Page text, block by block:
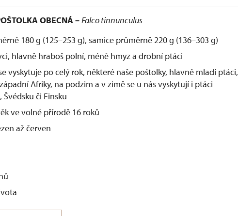
OBECNÁ –Falco tinnunculus
180 g (125–253 g), samice průměrně 220 g (136–303 g)
hlavně hraboš polní, méně hmyz a drobní ptáci
vyskytuje po celý rok, některé naše poštolky, hlavně mladí ptáci,
Afriky, na podzim a v zimě se u nás vyskytují i ptáci
Švédsku či Finsku
ve volné přírodě 16 roků
až červen